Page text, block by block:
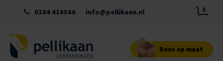
0184 416566 info@pellikaan.nl 0
Doos op maat